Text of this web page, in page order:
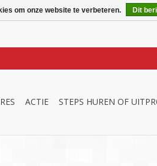
ACTIE STEPS HUREN OF
om onze website te verbeteren. Dit